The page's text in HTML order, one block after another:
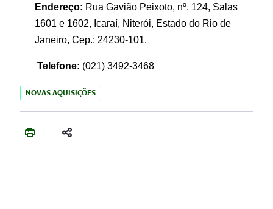
Endereço: Rua Gavião Peixoto, nº. 124, Salas
1601 e 1602, Icaraí, Niterói, Estado do Rio de
Janeiro, Cep.: 24230-101.
Telefone: (021) 3492-3468
NOVAS AQUISIÇÕES